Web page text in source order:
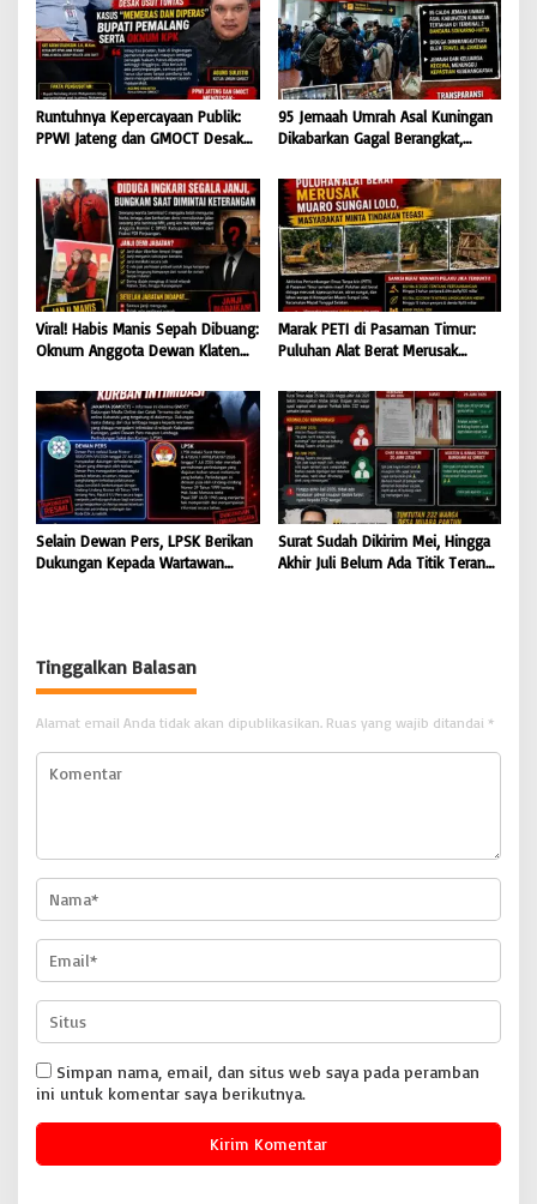
Runtuhnya Kepercayaan Publik:
PPWI Jateng dan GMOCT Desak
Diperas” Bupati Pemalang Serta
Oknum KPK
95 Jemaah Umrah Asal Kuningan
Dikabarkan Gagal Berangkat,
Komitmen Layanan Sesuai Aturan
Viral! Habis Manis Sepah Dibuang:
Oknum Anggota Dewan Klaten
Bungkam Saat Dimintai
keterangan
Marak PETI di Pasaman Timur:
Puluhan Alat Berat Merusak
Minta Tindakan Tegas
Selain Dewan Pers, LPSK Berikan
Dukungan Kepada Wartawan
Surat Sudah Dikirim Mei, Hingga
Akhir Juli Belum Ada Titik Terang:
Tinggalkan Balasan
Alamat email Anda tidak akan dipublikasikan. Ruas yang wajib ditandai *
Simpan nama, email, dan situs web saya pada peramban
ini untuk komentar saya berikutnya.